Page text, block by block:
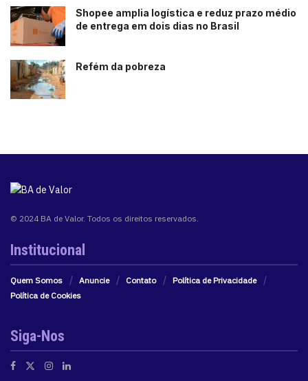
Shopee amplia logística e reduz prazo médio
de entrega em dois dias no Brasil
Refém da pobreza
© 2024 BA de Valor. Todos os direitos reservados.
Institucional
Quem Somos Anuncie Contato
Política de Privacidade
Política de Cookies
Siga-Nos